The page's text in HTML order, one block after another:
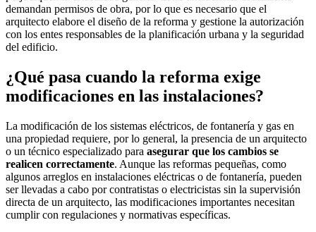
demandan permisos de obra, por lo que es necesario que el
arquitecto elabore el diseño de la reforma y gestione la autorización
con los entes responsables de la planificación urbana y la seguridad
del edificio.
¿Qué pasa cuando la reforma exige
modificaciones en las instalaciones?
La modificación de los sistemas eléctricos, de fontanería y gas en
una propiedad requiere, por lo general, la presencia de un arquitecto
o un técnico especializado para asegurar que los cambios se
realicen correctamente. Aunque las reformas pequeñas, como
algunos arreglos en instalaciones eléctricas o de fontanería, pueden
ser llevadas a cabo por contratistas o electricistas sin la supervisión
directa de un arquitecto, las modificaciones importantes necesitan
cumplir con regulaciones y normativas específicas.